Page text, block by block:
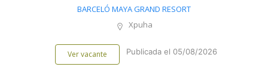
BARCELÓ MAYA GRAND RESORT
Xpuha
Ver vacante Publicada el 05/08/2026